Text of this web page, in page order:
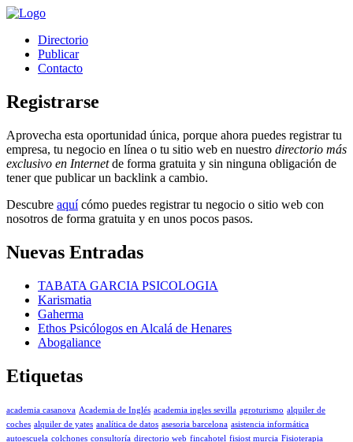
Directorio
Publicar
Contacto
Registrarse
Aprovecha esta oportunidad única, porque ahora puedes registrar tu
empresa, tu negocio en línea o tu sitio web en nuestro directorio más
exclusivo en Internetde forma gratuita y sin ninguna obligación de
tener que publicar un backlink a cambio.
Descubre aquícómo puedes registrar tu negocio o sitio web con
nosotros de forma gratuita y en unos pocos pasos.
Nuevas Entradas
TABATA GARCIA PSICOLOGIA
Karismatia
Gaherma
Ethos Psicólogos en Alcalá de Henares
Abogaliance
Etiquetas
academia casanova Academia de Inglés academia ingles sevilla agroturismo alquiler de
coches alquiler de yates analítica de datos asesoria barcelona asistencia informática
autoescuela colchones consultoría directorio web fincahotel fisiost murcia Fisioterapia